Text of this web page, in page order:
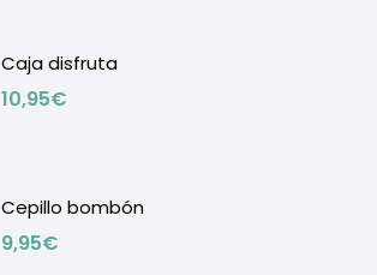
Caja disfruta
10,95€
Cepillo bombón
9,95€